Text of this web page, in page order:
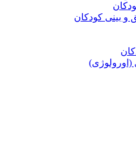
بینی کودکان
(اورولوژی)